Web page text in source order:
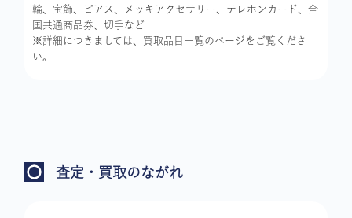
輪、宝飾、ピアス、メッキアクセサリー、テレホンカード、全
国共通商品券、切手など
※詳細につきましては、買取品目一覧のページをご覧くださ
い。
査定・買取のながれ